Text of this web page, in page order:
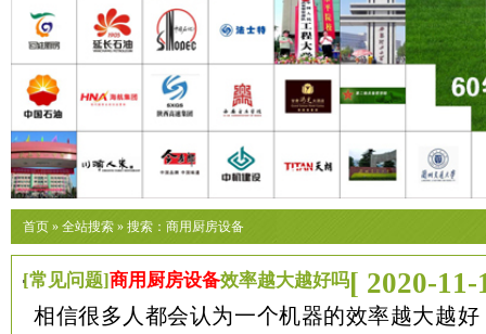
首页 » 全站搜索 » 搜索：商用厨房设备
[常见问题]商用厨房设备效率越大越好吗[ 2020-
相信很多人都会认为一个机器的效率越大越